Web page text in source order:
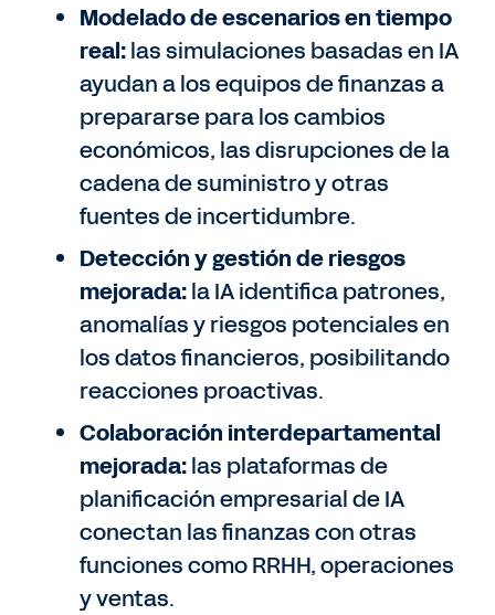
Modelado de escenarios en tiempo
real:las simulaciones basadas en IA
ayudan a los equipos de finanzas a
prepararse para los cambios
económicos, las disrupciones de la
cadena de suministro y otras
fuentes de incertidumbre.
Detección y gestión de riesgos
mejorada:la IA identifica patrones,
anomalías y riesgos potenciales en
los datos financieros, posibilitando
reacciones proactivas.
Colaboración interdepartamental
mejorada:las plataformas de
planificación empresarial de IA
conectan las finanzas con otras
funciones como RRHH, operaciones
y ventas.